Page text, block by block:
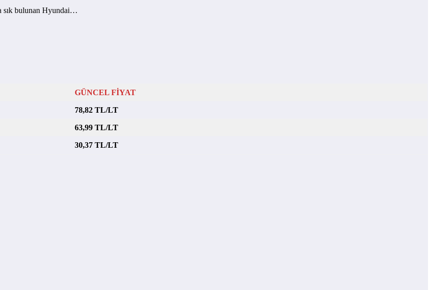
sık bulunan Hyundai…
GÜNCEL FİYAT
78,82 TL/LT
63,99 TL/LT
30,37 TL/LT